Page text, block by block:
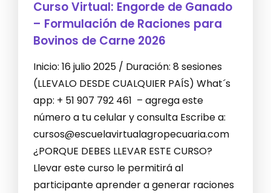
Curso Virtual: Engorde de Ganado
– Formulación de Raciones para
Bovinos de Carne 2026
Inicio: 16 julio 2025 / Duración: 8 sesiones
(LLEVALO DESDE CUALQUIER PAÍS) What´s
app: + 51 907 792 461 – agrega este
número a tu celular y consulta Escribe a:
cursos@escuelavirtualagropecuaria.com
¿PORQUE DEBES LLEVAR ESTE CURSO?
Llevar este curso le permitirá al
participante aprender a generar raciones